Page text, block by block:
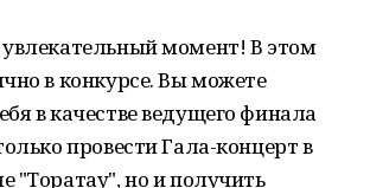
момент! В этом
в конкурсе. Вы можете
в качестве ведущего финала
провести Гала-концерт в
"Торатау", но и получить